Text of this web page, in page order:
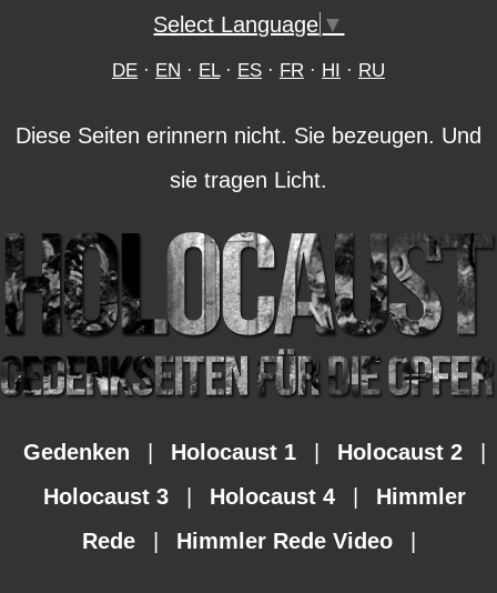
Select Language ▼
DE · EN · EL· ES · FR · HI · RU
Diese Seiten erinnern nicht. Sie bezeugen. Und
sie tragen Licht.
Gedenken Holocaust 1 Holocaust 2
Holocaust 3
Holocaust 4
Himmler
Rede
Himmler Rede Video